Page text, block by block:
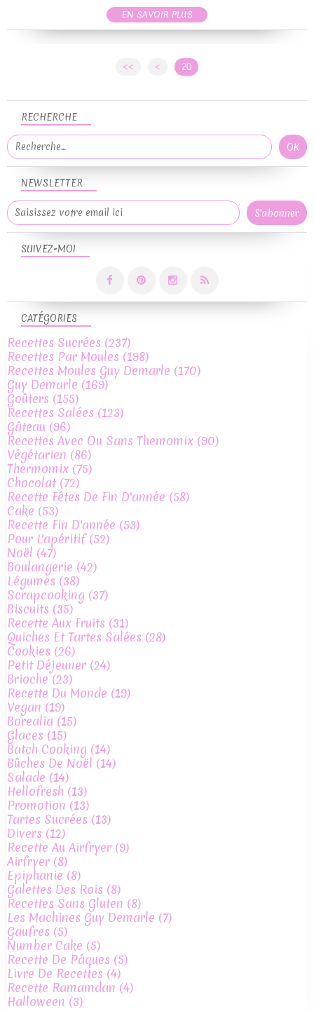
EN SAVOIR PLUS
<< < 10
20
NEWSLETTER
SUIVEZ-MOI
RECHERCHE
CATÉGORIES
Recettes Sucrées (237)
Recettes Par Moules (198)
Recettes Moules Guy Demarle (170)
Guy Demarle (169)
Goûters (155)
Recettes Salées (123)
Gâteau (96)
Recettes Avec Ou Sans Themomix (90)
Végétarien (86)
Thermomix (75)
Chocolat(72)
Recette Fêtes De Fin D'année (58)
Cake (53)
Recette Fin D'année (53)
Pour L'apéritif(52)
Noël (47)
Boulangerie (42)
Légumes (38)
Scrapcooking (37)
Biscuits (35)
Recette Aux Fruits (31)
Quiches Et Tartes Salées (28)
Cookies (26)
Petit Déjeuner (24)
Brioche(23)
Recette Du Monde (19)
Vegan (19)
Borealia (15)
Glaces (15)
Batch Cooking (14)
Bûches De Noël (14)
Salade (14)
Hellofresh (13)
Promotion (13)
Tartes Sucrées (13)
Divers (12)
Recette Au Airfryer (9)
Airfryer (8)
Epiphanie (8)
Galettes Des Rois (8)
Recettes Sans Gluten (8)
Les Machines Guy Demarle (7)
Gaufres (5)
Number Cake (5)
Recette De Pâques (5)
Livre De Recettes (4)
Recette Ramamdan (4)
Halloween (3)